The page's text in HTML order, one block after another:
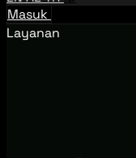
Masuk
Layanan